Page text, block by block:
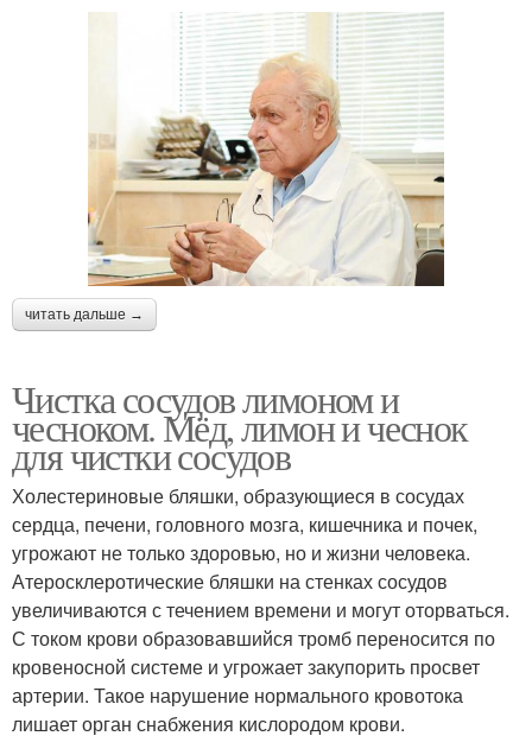
читать дальше →
Чистка сосудов лимоном и
чесноком. Мёд, лимон и чеснок
для чистки сосудов
Холестериновые бляшки, образующиеся в сосудах
сердца, печени, головного мозга, кишечника и почек,
угрожают не только здоровью, но и жизни человека.
Атеросклеротические бляшки на стенках сосудов
увеличиваются с течением времени и могут оторваться.
С током крови образовавшийся тромб переносится по
кровеносной системе и угрожает закупорить просвет
артерии. Такое нарушение нормального кровотока
лишает орган снабжения кислородом крови.